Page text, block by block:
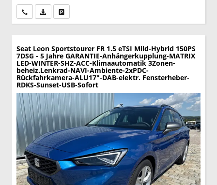
Wir rufen Sie anPDF-Datei, Fahrzeugexposé drucken
Seat Leon Sportstourer FR 1.5 eTSI Mild-Hybrid 150PS
7DSG - 5 Jahre GARANTIE-Anhängerkupplung-MATRIX
LED-WINTER-SHZ-ACC-Klimaautomatik 3Zonen-
beheiz.Lenkrad-NAVI-Ambiente-2xPDC-
Rückfahrkamera-ALU17"-DAB-elektr. Fensterheber-
RDKS-Sunset-USB-Sofort